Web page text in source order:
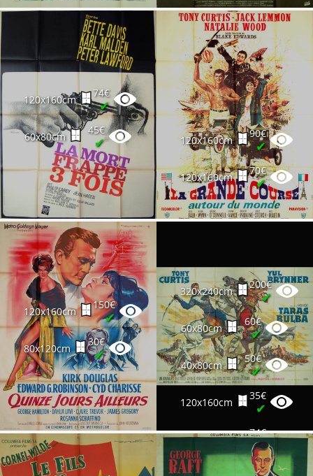
120x160cm
74€
✔
60x80cm
45€
✔ 120x160cm
90€
✔
120x160cm
70€
✔
120x160cm
150€
✔
80x120cm
30€
✔
320x240cm
200€
✔
60x80cm
60€
✔
40x80cm
50€
✔
120x160cm
35€
✔
120x160cm
74€
✔